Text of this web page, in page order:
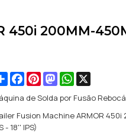
450i 200MM-
ShareFacebook
PinterestMastodonWhatsApp
de Solda por Fusão
Fusion Machine ARMOR
- 18'' IPS)